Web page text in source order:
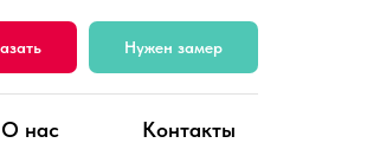
Нужен замер
О нас Контакты